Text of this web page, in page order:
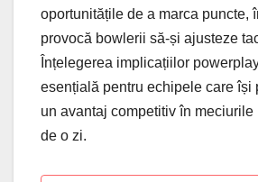
oportunitățile de a marca puncte,
provocă bowlerii să-și ajusteze
Înțelegerea implicațiilor
esențială pentru echipele care își
un avantaj competitiv în
de o zi.